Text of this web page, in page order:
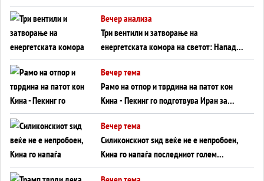
WILDBERRIES
Вечер анализа
Три вентили и затворање на
енергетската комора на светот: Нападот
во Суец најавува глобален енергетски
инфаркт?
Вечер тема
Рамо на отпор и тврдина на патот кон
Кина - Пекинг го подготвува Иран за
американска копнена инвазија
Вечер тема
Силиконскиот ѕид веќе не е непробоен,
Кина го напаѓа последниот голем
монопол на Западот?